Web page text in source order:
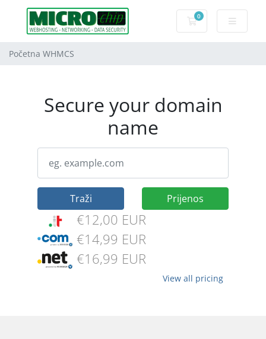
0
Košarica
Početna WHMCS
Secure your domain
name
Traži Prijenos
€12,00 EUR
€14,99 EUR
€16,99 EUR
View all pricing